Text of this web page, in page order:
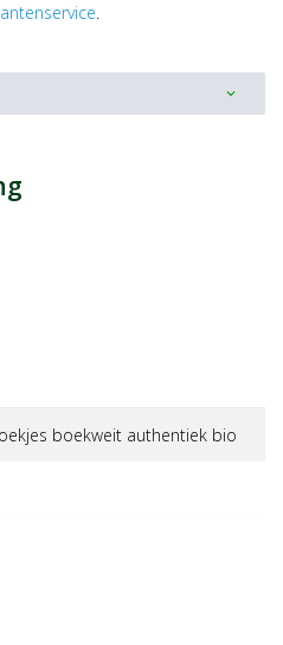
.
expand_more
boekweit authentiek bio